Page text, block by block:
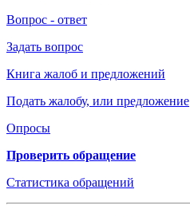
Вопрос - ответ
Задать вопрос
Книга жалоб и предложений
Подать жалобу, или предложение
Опросы
Проверить обращение
Статистика обращений